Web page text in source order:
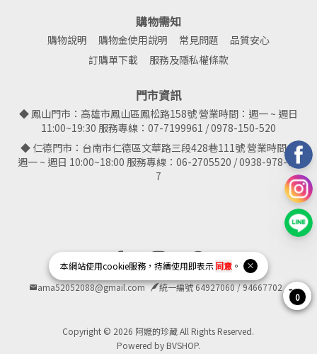
本網站使用cookie服務，持續使用即表示 同意。
購物需知
購物說明 購物金使用說明 常見問題
品質安心
訂購單下載
服務及隱私權條款
門市資訊
◆ 鳳山門市：高雄市鳳山區鳳松路158號 營業時間：週一 ~ 週日
11:00~19:30 服務專線：07-7199961 / 0978-150-520
◆ 仁德門市：台南市仁德區文華路三段428巷111號 營業時間：
週一 ~ 週日 10:00~18:00 服務專線：06-2705520 / 0938-978-78
7
Facebook pageInstagram page
Line page
ama52052088@gmail.com 統一編號 64927060 / 94667702
Copyright © 2026 阿嬤的珍藏 All Rights Reserved.
Powered by BVSHOP.
0